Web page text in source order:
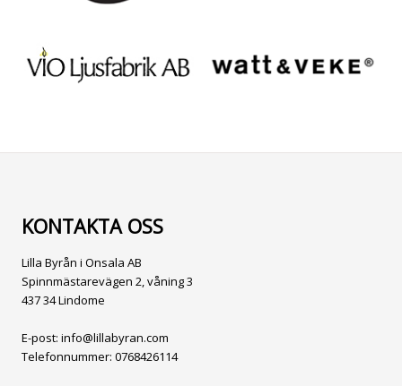
KONTAKTA OSS
Lilla Byrån i Onsala AB
Spinnmästarevägen 2, våning 3
437 34 Lindome
E-post: info@lillabyran.com
Telefonnummer: 0768426114